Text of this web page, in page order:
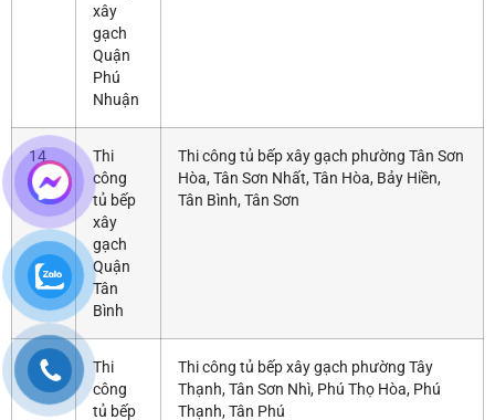
xây
gạch
Quận
Phú
Nhuận
14
Thi
công
tủ bếp
xây
gạch
Quận
Tân
Bình
Thi công tủ bếp xây gạch phường Tân Sơn
Hòa, Tân Sơn Nhất, Tân Hòa, Bảy Hiền,
Tân Bình, Tân Sơn
15
Thi
công
tủ bếp
Thi công tủ bếp xây gạch phường Tây
Thạnh, Tân Sơn Nhì, Phú Thọ Hòa, Phú
Thạnh, Tân Phú